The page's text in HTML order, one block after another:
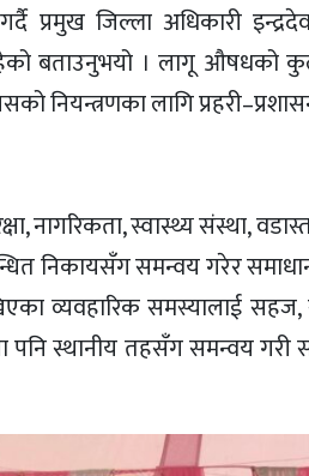
प्रमुख जिल्ला अधिकारी
बताउनुभयो । लागू औषधको
नियन्त्रणका लागि
नागरिकता, स्वास्थ्य संस्था,
निकायसँग समन्वय गरेर समाधान
व्यवहारिक समस्यालाई सहज,
स्थानीय तहसँग समन्वय गरी